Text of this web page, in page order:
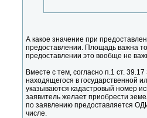
А какое значение при
предоставлении. Площадь важна
предоставлении это вообще не
Вместе с тем, согласно п.1 ст.
находящегося в государственной
указываются кадастровый номер
заявитель желает приобрести
по заявлению предоставляется
числе.